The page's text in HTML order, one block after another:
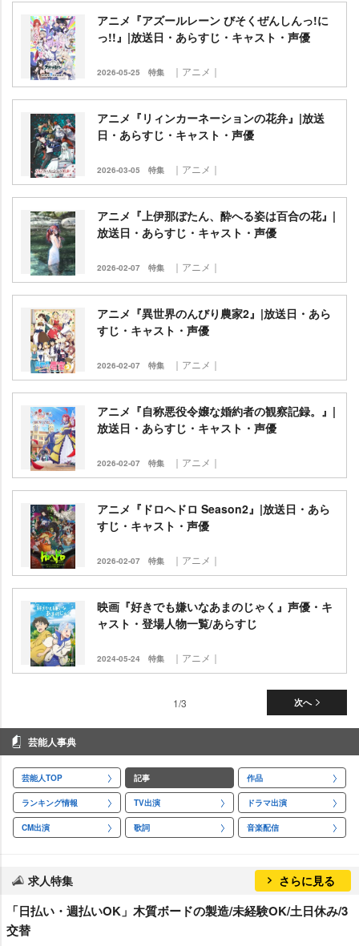
アニメ『アズールレーン びそくぜんしんっ!に
っ!!』|放送日・あらすじ・キャスト・声優
2026-05-25 特集 ｜アニメ｜
アニメ『リィンカーネーションの花弁』|放送
日・あらすじ・キャスト・声優
2026-03-05 特集 ｜アニメ｜
アニメ『上伊那ぼたん、酔へる姿は百合の花』|
放送日・あらすじ・キャスト・声優
2026-02-07 特集 ｜アニメ｜
アニメ『異世界のんびり農家2』|放送日・あら
すじ・キャスト・声優
2026-02-07 特集 ｜アニメ｜
アニメ『自称悪役令嬢な婚約者の観察記録。』|
放送日・あらすじ・キャスト・声優
2026-02-07 特集 ｜アニメ｜
アニメ『ドロヘドロ Season2』|放送日・あら
すじ・キャスト・声優
2026-02-07 特集 ｜アニメ｜
映画『好きでも嫌いなあまのじゃく』声優・キ
ャスト・登場人物一覧/あらすじ
2024-05-24 特集 ｜アニメ｜
次へ
1/3
芸能人事典
芸能人TOP 記事 作品
ランキング情報 TV出演 ドラマ出演
CM出演 歌詞 音楽配信
求人特集 さらに見る
「日払い・週払いOK」木質ボードの製造/未経験OK/土日休み/3
交替